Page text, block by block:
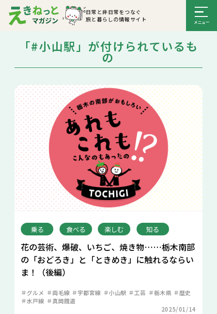
日常と非日常をつなぐ
旅と暮らしの情報サイト
「#小山駅」が付けられているも
の
乗る 食べる 楽しむ 知る
花の芸術、爆破、いちご、焼き物……栃木南部
の「おどろき」と「ときめき」に触れるならい
ま！（後編）
グルメ 両毛線 宇都宮線 小山駅 工芸 栃木県
歴史
水戸線
真岡鐡道
2025/01/14